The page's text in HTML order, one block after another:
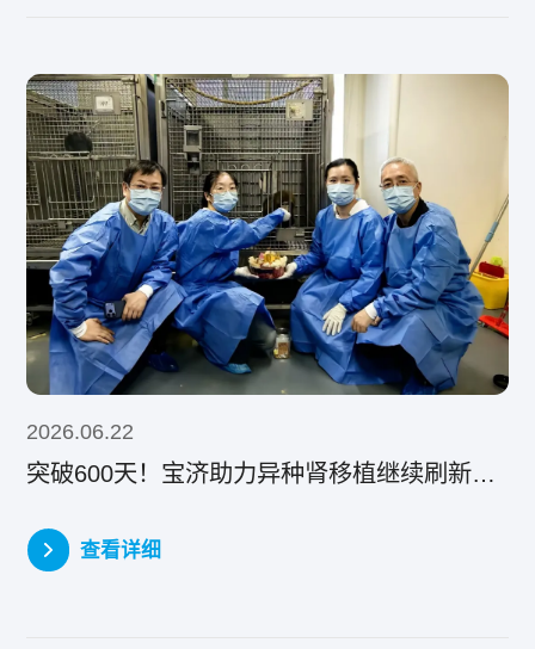
2026.06.22
突破600天！宝济助力异种肾移植继续刷新亚洲纪录
查看详细